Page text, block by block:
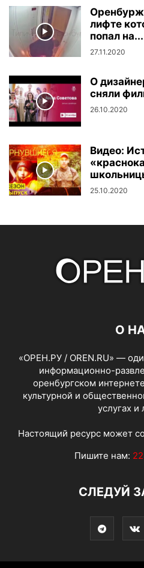
лифте
попал на...
27.11.2020
О
сняли
26.10.2020
Видео:
25.10.2020
О
«ОРЕН.РУ / OREN.RU» —
информационно-
оренбургском
культурной и
услугах и
Настоящий ресурс может
Пишите нам:
СЛЕДУЙ